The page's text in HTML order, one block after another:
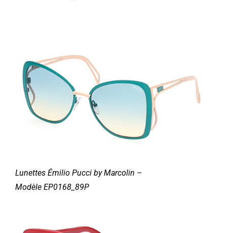
Lunettes Émilio Pucci by Marcolin –
Modèle EP0168_89P